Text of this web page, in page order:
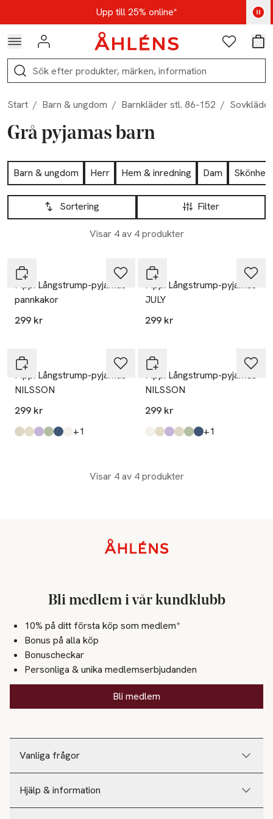
Hoppa till navigationsmenynUpp till 25% online*
Kod: AUG25 - Shoppa nu
Logga in Favoriter
Sök
Start / Barn & ungdom / Barnkläder stl. 86-152 /
Grå pyjamas barn
Hoppa till produktsidan
Barn & ungdom Herr Hem & inredning Dam
Skönhet
Hoppa till produktsidan
Filter
Sortering
Visar 4 av 4 produkter
Lista över produkter
PIPPI
Pippi Långstrump-pyjamas
pannkakor
299 kr
PIPPI
Pippi Långstrump-pyjamas
JULY
299 kr
PIPPI
Pippi Långstrump-pyjamas
NILSSON
299 kr
Produkten finns i färgerna:
Multi Dots,
Offwhite,
Purple,
Green Meadow Print
Navy,
Light Grey Melange
+1
PIPPI
Pippi Långstrump-pyjamas
NILSSON
299 kr
Produkten finns i färgerna:
Light Grey Melange
Offwhite,
Purple,
Multi Dots,
Green Meadow Print
Navy, +1
Visar 4 av 4 produkter
Vanliga frågor
Hjälp & information
Bli medlem i vår kundklubb
10% på ditt första köp som medlem*
Bonus på alla köp
Bonuscheckar
Personliga & unika medlemserbjudanden
Bli medlem